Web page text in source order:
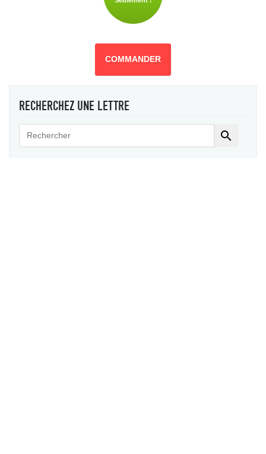
COMMANDER
RECHERCHEZ UNE LETTRE
